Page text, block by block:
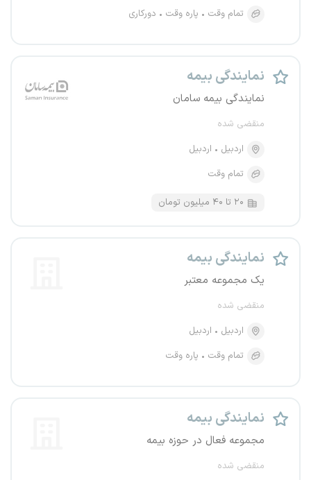
تمام وقت
پاره وقت دورکاری
نمایندگی بیمه
نمایندگی بیمه سامان
منقضی شده
اردبیل
اردبیل
تمام وقت
۲۰ تا ۴۰ میلیون تومان
نمایندگی بیمه
یک مجموعه معتبر
منقضی شده
اردبیل
اردبیل
تمام وقت
پاره وقت
نمایندگی بیمه
مجموعه فعال در حوزه بیمه
منقضی شده